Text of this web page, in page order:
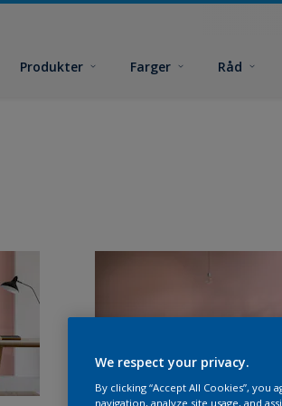
Produkter Farger Råd
We respect your privacy.
By clicking “Accept All Cookies”,
navigation, analyze site usage, and